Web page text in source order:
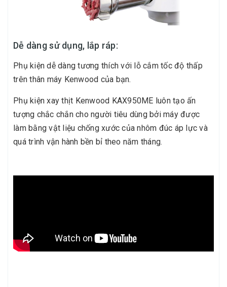
Dễ dàng sử dụng, lắp ráp:
Phụ kiện dễ dàng tương thích với lỗ cắm tốc độ thấp
trên thân máy Kenwood của bạn.
Phụ kiện xay thịt Kenwood KAX950ME luôn tạo ấn
tượng chắc chắn cho người tiêu dùng bởi máy được
làm bằng vật liệu chống xước của nhôm đúc áp lực và
quá trình vận hành bền bỉ theo năm tháng.